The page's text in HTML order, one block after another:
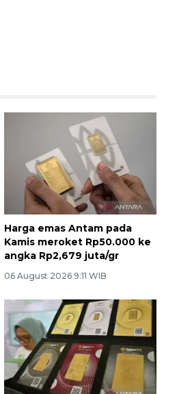
Harga emas Antam pada
Kamis meroket Rp50.000 ke
angka Rp2,679 juta/gr
06 August 2026 9:11 WIB